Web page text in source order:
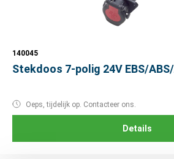
140045
Stekdoos 7-polig 24V EBS/
Oeps, tijdelijk op. Contacteer ons.
Details